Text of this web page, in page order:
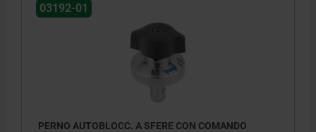
03192-01
PERNO AUTOBLOCC. A SFERE CON COMANDO